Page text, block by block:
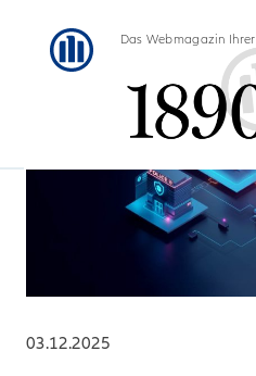
Das Webmagazin
03.12.2025